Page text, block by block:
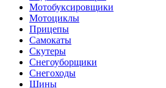
Мотобуксировщики
Мотоциклы
Прицепы
Самокаты
Скутеры
Снегоуборщики
Снегоходы
Шины